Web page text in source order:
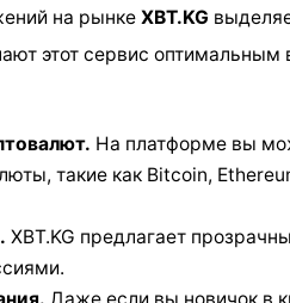
на рынке XBT.KG
этот сервис
На платформе вы
такие как Bitcoin,
XBT.KG предлагает